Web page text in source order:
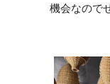
機会なので